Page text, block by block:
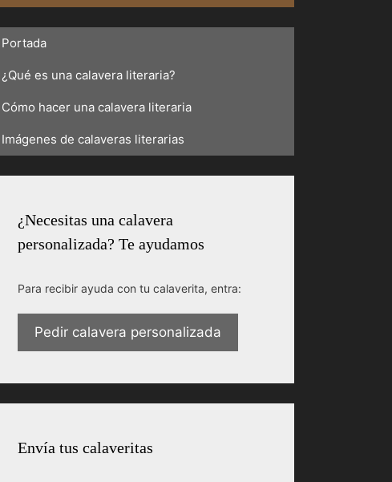
Portada
¿Qué es una calavera literaria?
Cómo hacer una calavera literaria
Imágenes de calaveras literarias
¿Necesitas una calavera
personalizada? Te ayudamos
Para recibir ayuda con tu calaverita, entra:
Pedir calavera personalizada
Envía tus calaveritas